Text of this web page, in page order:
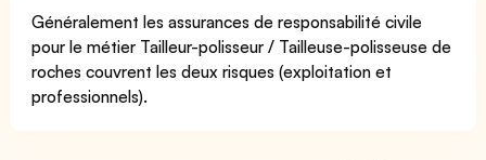
Généralement les assurances de responsabilité civile
pour le métier Tailleur-polisseur / Tailleuse-polisseuse de
roches couvrent les deux risques (exploitation et
professionnels).